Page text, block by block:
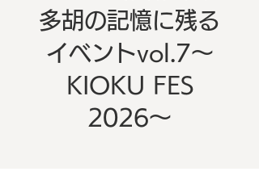
多胡の記憶に残る
イベントvol.7～
KIOKU FES
2026～